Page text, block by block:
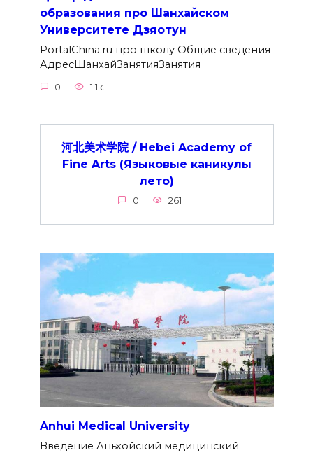
образования про Шанхайском
Университете Дзяотун
PortalChina.ru про школу Общие сведения
АдресШанхайЗанятияЗанятия
0 1.1к.
河北美术学院 / Hebei Academy of
Fine Arts (Языковые каникулы
лето)
0 261
Anhui Medical University
Введение Аньхойский медицинский